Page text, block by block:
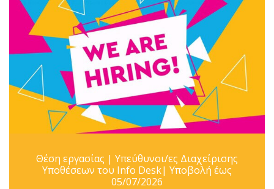
Θέση εργασίας | Υπεύθυνοι/ες Διαχείρισης
Υποθέσεων του Info Desk| Υποβολή έως
05/07/2026